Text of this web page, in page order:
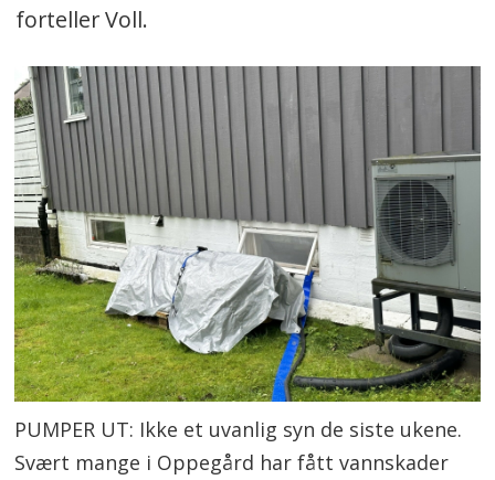
forteller Voll.
PUMPER UT: Ikke et uvanlig syn de siste ukene.
Svært mange i Oppegård har fått vannskader